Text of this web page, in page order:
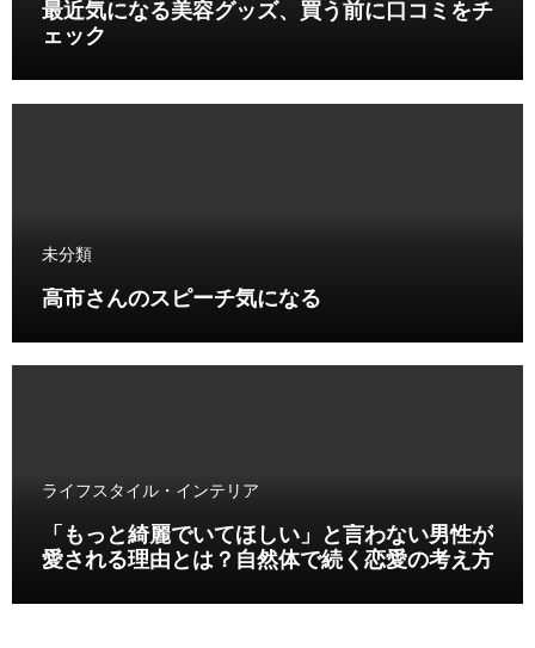
最近気になる美容グッズ、買う前に口コミをチ
ェック
未分類
高市さんのスピーチ気になる
ライフスタイル・インテリア
「もっと綺麗でいてほしい」と言わない男性が
愛される理由とは？自然体で続く恋愛の考え方